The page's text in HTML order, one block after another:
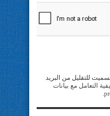
للتقليل من البريد
التعامل مع بيانات